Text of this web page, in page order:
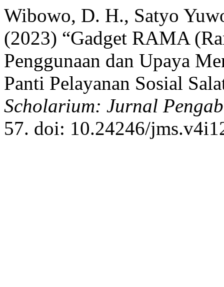
Wibowo, D. H., Satyo
(2023) “Gadget RAMA
Penggunaan dan Upaya
Panti Pelayanan Sosial
Scholarium: Jurnal
57. doi: 10.24246/